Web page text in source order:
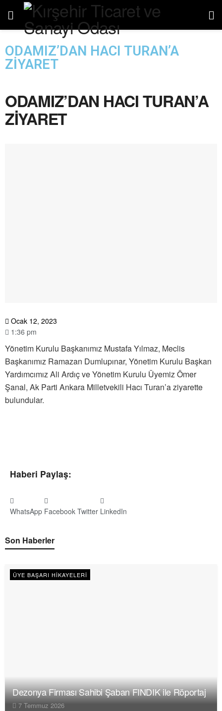
ODAMIZ’DAN HACI TURAN’A
ZİYARET
ODAMIZ’DAN HACI TURAN’A
ZİYARET
Ocak 12, 2023
1:36 pm
Yönetim Kurulu Başkanımız Mustafa Yılmaz, Meclis
Başkanımız Ramazan Dumlupınar, Yönetim Kurulu Başkan
Yardımcımız Ali Ardıç ve Yönetim Kurulu Üyemiz Ömer
Şanal, Ak Parti Ankara Milletvekili Hacı Turan’a ziyarette
bulundular.
Haberi Paylaş:
WhatsApp Facebook Twitter LinkedIn
Son Haberler
ÜYE BAŞARI HIKAYELERI
Dezonya Firması Sahibi Şaban FINDIK ile Röportaj
7 Temmuz 2026